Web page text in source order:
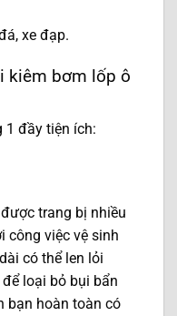
xe đạp.
kiêm bơm lốp ô
1 đầy tiện ích:
trang bị nhiều
công việc vệ sinh
có thể len lỏi
loại bỏ bụi bẩn
bạn hoàn toàn có